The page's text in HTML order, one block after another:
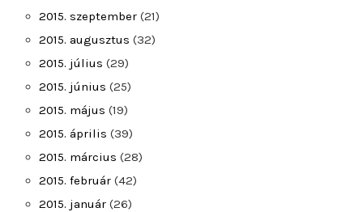
2015. szeptember (21)
2015. augusztus (32)
2015. július (29)
2015. június (25)
2015. május (19)
2015. április (39)
2015. március (28)
2015. február (42)
2015. január (26)